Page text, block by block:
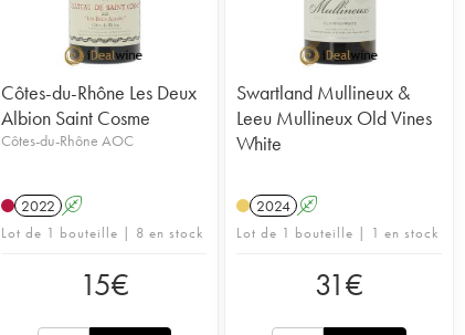
Côtes-du-Rhône Les Deux
Albion Saint Cosme
Côtes-du-Rhône AOC
2022 A
Lot de 1 bouteille | 8 en stock
15€
Swartland Mullineux &
Leeu Mullineux Old Vines
White
2024 A
Lot de 1 bouteille | 1 en stock
31€